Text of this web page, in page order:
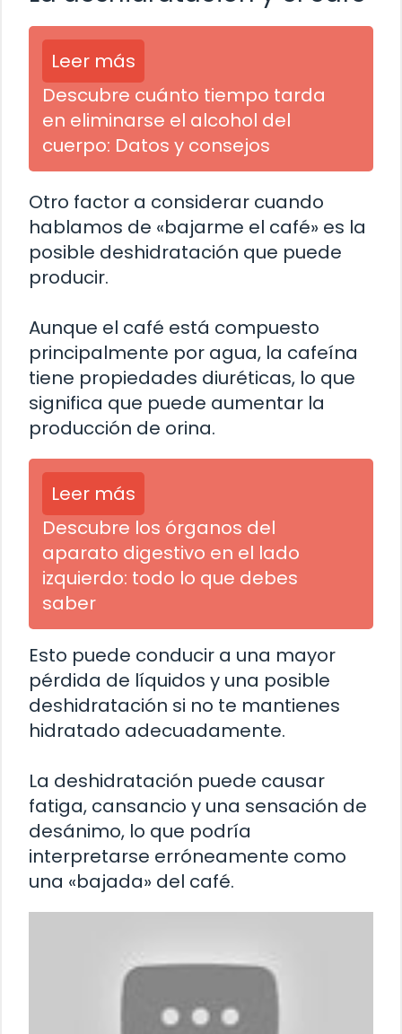
Leer más
Descubre cuánto tiempo tarda
en eliminarse el alcohol del
cuerpo: Datos y consejos
Otro factor a considerar cuando
hablamos de «bajarme el café» es la
posible deshidratación que puede
producir.
Aunque el café está compuesto
principalmente por agua, la cafeína
tiene propiedades diuréticas, lo que
significa que puede aumentar la
producción de orina.
Leer más
Descubre los órganos del
aparato digestivo en el lado
izquierdo: todo lo que debes
saber
Esto puede conducir a una mayor
pérdida de líquidos y una posible
deshidratación si no te mantienes
hidratado adecuadamente.
La deshidratación puede causar
fatiga, cansancio y una sensación de
desánimo, lo que podría
interpretarse erróneamente como
una «bajada» del café.